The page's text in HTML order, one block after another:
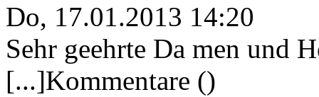
Do, 17.01.2013 14:20
Sehr geehrte Da men und
[...]Kommentare ()